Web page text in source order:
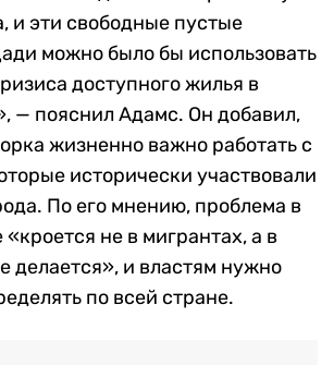
и эти свободные пустые
можно было бы использовать
доступного жилья в
— пояснил Адамс. Он добавил,
жизненно важно работать с
исторически участвовали
По его мнению, проблема в
не в мигрантах, а в
делается», и властям нужно
по всей стране.